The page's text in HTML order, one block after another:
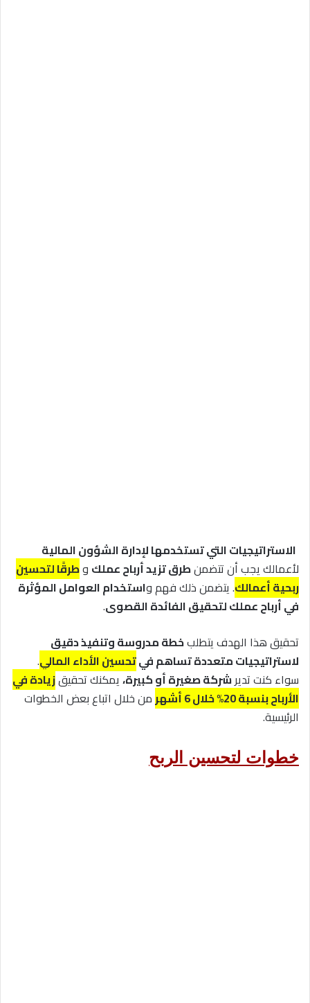
الاستراتيجيات التي تستخدمها لإدارة الشؤون المالية
لأعمالك يجب أن تتضمنطرق تزيد أرباح عملك وطرقًا لتحسين
ربحية أعمالك. يتضمن ذلك فهم واستخدام العوامل المؤثرة
في أرباح عملك لتحقيق الفائدة القصوى.
تحقيق هذا الهدف يتطلبخطة مدروسة وتنفيذ دقيق
لاستراتيجيات متعددة تساهم فيتحسين الأداء المالي.
سواء كنت تديرشركة صغيرة أو كبيرة،يمكنك تحقيقزيادة في
الأرباح بنسبة 20% خلال 6 أشهر
من خلال اتباع بعض الخطوات
الرئيسية.
خطوات لتحسين الربح